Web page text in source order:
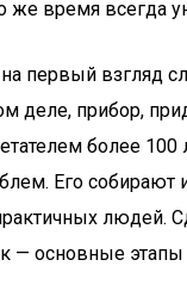
же время всегда
первый взгляд
деле, прибор,
более 100
Его собирают
людей.
— основные этапы